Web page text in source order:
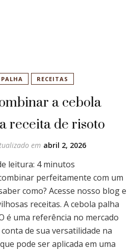
PALHA RECEITAS
a cebola
receita de risoto
em abril 2, 2026
leitura: 4 minutos
perfeitamente com um
como? Acesse nosso blog e
receitas. A cebola palha
é uma referência no mercado
de sua versatilidade na
pode ser aplicada em uma